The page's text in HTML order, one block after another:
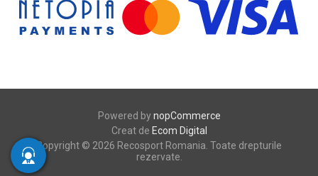
Powered bynopCommerce
Creat de Ecom Digital
Copyright © 2026 Recosport Romania. Toate drepturile
rezervate.